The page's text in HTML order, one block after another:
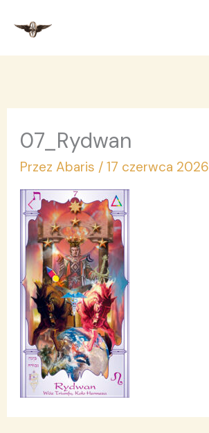
treści
07_Rydwan
PrzezAbaris /17 czerwca 2026